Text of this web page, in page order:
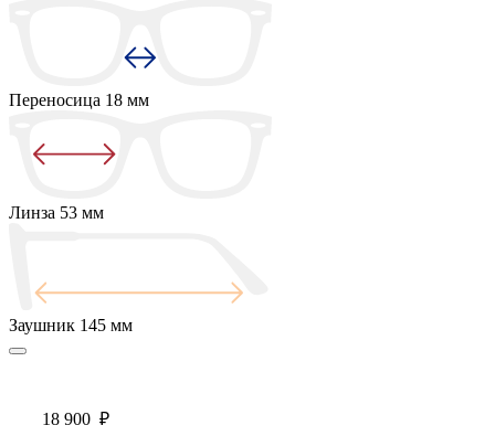
Переносица 18 мм
Линза 53 мм
Заушник 145 мм
18 900 ₽